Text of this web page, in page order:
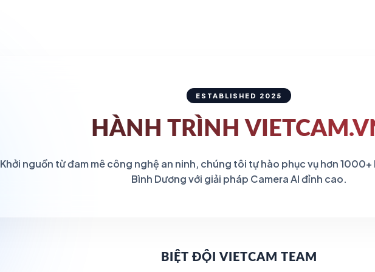
ESTABLISHED 2025
HÀNH TRÌNH
Khởi nguồn từ đam mê công nghệ an ninh, chúng tôi tự hào phục vụ hơn 1000+
Bình Dương với giải pháp Camera AI đỉnh cao.
BIỆT ĐỘI VIETCAM TEAM